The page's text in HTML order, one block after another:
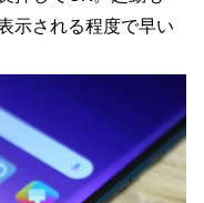
示される程度で早い